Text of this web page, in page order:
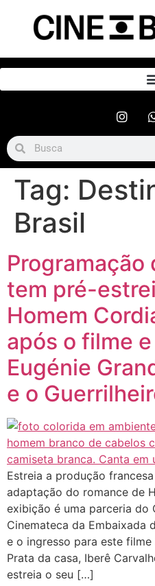
Tag:
Brasil
Programação
tem pré-
Homem
após o filme
Eugénie
e o
Estreia a produção
adaptação do romance de
exibição é uma parceria do
Cinemateca da Embaixada
e o ingresso para este
Prata da casa, Iberê
estreia o seu […]